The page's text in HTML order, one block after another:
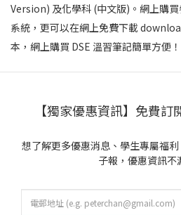
Version) 及化學科 (中文版)。網上購
系統，更可以在網上免費下載
本，網上購買 DSE 溫習筆記簡單方便！
【獨家優惠資訊】免費
想了解更多優惠消息、學生專屬福
子報，優惠資訊不